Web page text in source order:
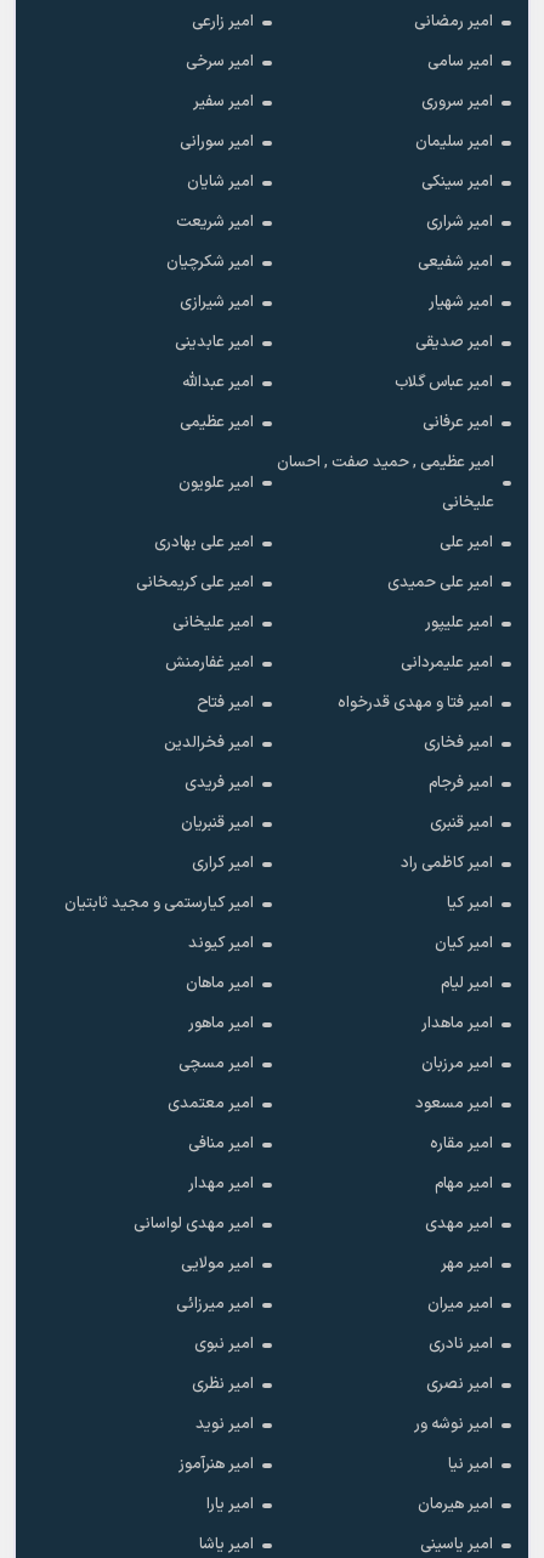
امیر رمضانی
امیر زارعی
امیر سامی
امیر سرخی
امیر سروری
امیر سفیر
امیر سلیمان
امیر سورانی
امیر سینکی
امیر شایان
امیر شراری
امیر شریعت
امیر شفیعی
امیر شکرچیان
امیر شهیار
امیر شیرازی
امیر صدیقی
امیر عابدینی
امیر عباس گلاب
امیر عبدالله
امیر عرفانی
امیر عظیمی
امیر عظیمی , حمید صفت , احسان
علیخانی
امیر علویون
امیر علی
امیر علی بهادری
امیر علی حمیدی
امیر علی کریمخانی
امیر علیپور
امیر علیخانی
امیر علیمردانی
امیر غفارمنش
امیر فتا و مهدی قدرخواه
امیر فتاح
امیر فخاری
امیر فخرالدین
امیر فرجام
امیر فریدی
امیر قنبری
امیر قنبریان
امیر کاظمی راد
امیر کراری
امیر کیا
امیر کیارستمی و مجید ثابتیان
امیر کیان
امیر کیوند
امیر لیام
امیر ماهان
امیر ماهدار
امیر ماهور
امیر مرزبان
امیر مسچی
امیر مسعود
امیر معتمدی
امیر مقاره
امیر منافی
امیر مهام
امیر مهدار
امیر مهدی
امیر مهدی لواسانی
امیر مهر
امیر مولایی
امیر میران
امیر میرزائی
امیر نادری
امیر نبوی
امیر نصری
امیر نظری
امیر نوشه ور
امیر نوید
امیر نیا
امیر هنرآموز
امیر هیرمان
امیر یارا
امیر یاسینی
امیر یاشا